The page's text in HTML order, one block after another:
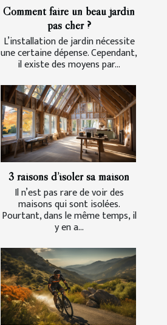
Comment faire un beau jardin
pas cher ?
L’installation de jardin nécessite
une certaine dépense. Cependant,
il existe des moyens par...
3 raisons d’isoler sa maison
Il n’est pas rare de voir des
maisons qui sont isolées.
Pourtant, dans le même temps, il
y en a...